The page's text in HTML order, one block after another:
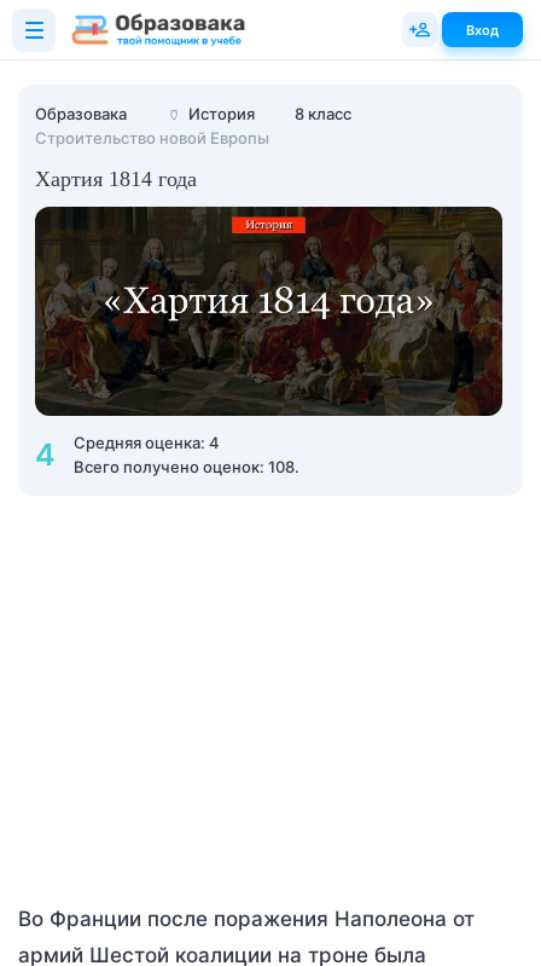
Образовака 🏺 История
8 класс
Строительство новой Европы
Хартия 1814 года
4
Средняя оценка: 4
Всего получено оценок: 108.
Во Франции после поражения Наполеона от
армий Шестой коалиции на троне была
Вход